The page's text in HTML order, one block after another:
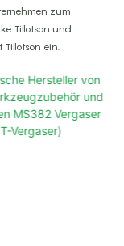
zum
Tillotson und
ein.